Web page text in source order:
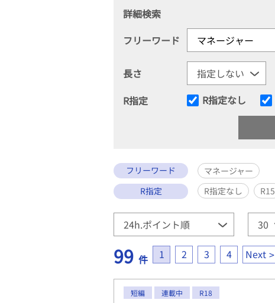
詳細検索
フリーワード
長さ
R指定
R指定なし
フリーワード
マネージャー
R指定
R指定なし R15
99 件 1 2 3 4 Next
短編 連載中 R18